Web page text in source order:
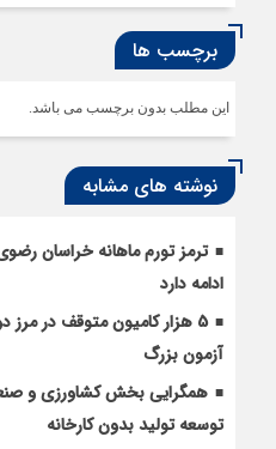
برچسب ها
این مطلب بدون برچسب می باشد.
نوشته های مشابه
ترمز تورم ماهانه خراسان
ادامه دارد
5 هزار کامیون متوقف در مرز
آزمون بزرگ
همگرایی بخش کشاورزی و
توسعه تولید بدون کارخانه